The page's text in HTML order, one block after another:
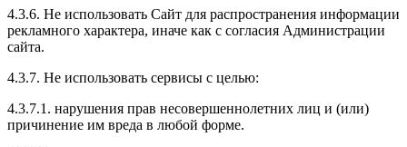
4.3.6. Не использовать Сайт для распространения информации
рекламного характера, иначе как с согласия Администрации
сайта.
4.3.7. Не использовать сервисы с целью:
4.3.7.1. нарушения прав несовершеннолетних лиц и (или)
причинение им вреда в любой форме.